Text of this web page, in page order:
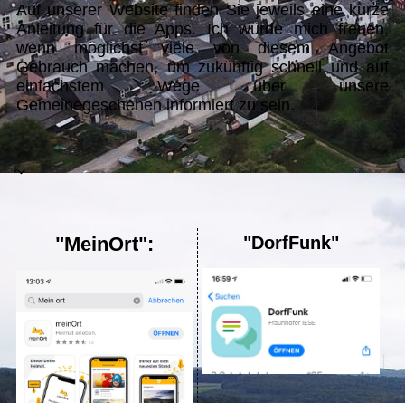
Auf unserer Website finden Sie jeweils eine kurze
Anleitung für die Apps. Ich würde mich freuen,
wenn möglichst viele von diesem Angebot
Gebrauch machen, um zukünftig schnell und auf
einfachstem Wege über unsere
Gemeinegeschehen informiert zu sein.
"MeinOrt": "DorfFunk"